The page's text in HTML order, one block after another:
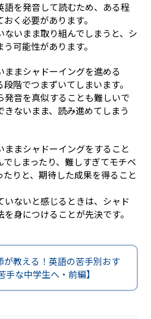
語を発音して読むため、ある程
く必要があります。
いまま取り組んでしまうと、シ
可能性があります。
まシャドーイングを進める
階でつまずいてしまいます。
発音を真似することも難しいで
ないまま、読み進めてしまう
まシャドーイングをすること
しまったり、難しすぎてモチベ
りと、期待した成果を得ること
ないと感じるときは、シャド
身につけることが先決です。
が教える！英語の苦手別おす
な中学生へ・前編】